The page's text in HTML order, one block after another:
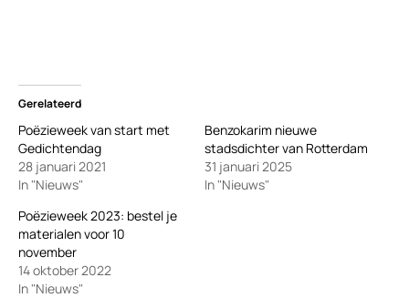
Gerelateerd
Poëzieweek van start met
Gedichtendag
28 januari 2021
In "Nieuws"
Benzokarim nieuwe
stadsdichter van Rotterdam
31 januari 2025
In "Nieuws"
Poëzieweek 2023: bestel je
materialen voor 10
november
14 oktober 2022
In "Nieuws"